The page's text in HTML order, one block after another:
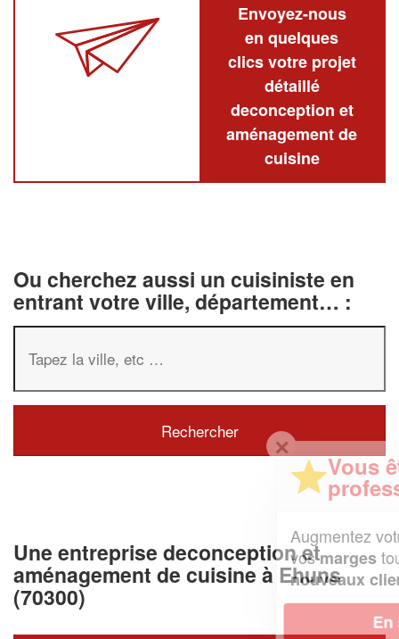
Envoyez-nous
en quelques
clics votre projet
détaillé
deconception et
aménagement de
cuisine
Ou cherchez aussi un cuisiniste en
entrant votre ville, département… :
Une entreprise deconception et
aménagement de cuisine à Ehuns
(70300)
Vous êtes un
professionnel ?
chiffre d'affaireset
vosmargestout en gagnant de
nouveaux clients!